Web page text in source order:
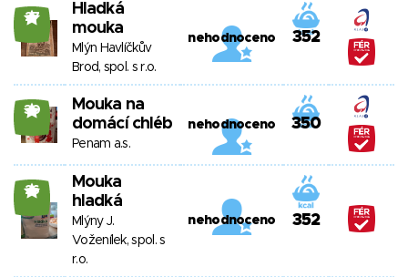
27
Hladká
mouka
Mlýn Havlíčkův
Brod, spol. s r.o.
nehodnoceno 352
30
Mouka na
domácí chléb
Penam a.s.
nehodnoceno 350
26
Mouka
hladká
Mlýny J.
Voženílek, spol. s
r.o.
nehodnoceno 352